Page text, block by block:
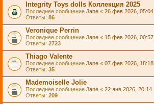
Integrity Toys dolls Коллекция 2025
Последнее сообщение Jane « 26 фев 2026, 05:04
Ответы: 86
Veronique Perrin
Последнее сообщение Jane « 15 фев 2026, 00:57
Ответы: 2723
Thiago Valente
Последнее сообщение Jane « 07 фев 2026, 18:18
Ответы: 35
Mademoiselle Jolie
Последнее сообщение Jane « 22 янв 2026, 20:14
Ответы: 209